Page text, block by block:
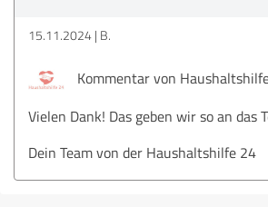
15.11.2024 B.
Kommentar von
Vielen Dank! Das geben wir so an das
Dein Team von der Haushaltshilfe 24